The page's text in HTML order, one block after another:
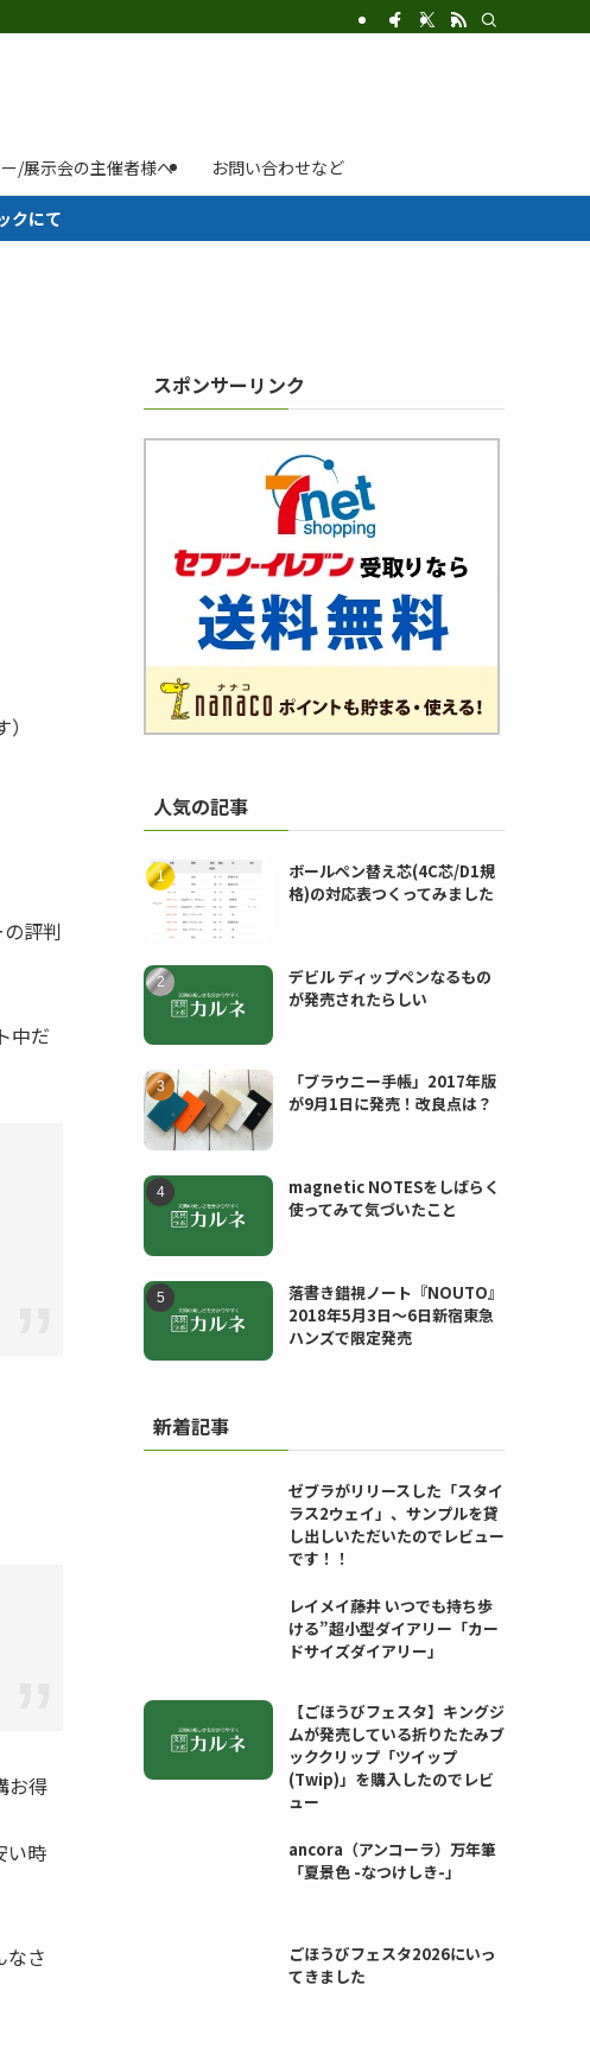
/展示会の主催者様へ お問い合わせなど
クにて
評判
中だ
お得
い時
なさ
スポンサーリンク
人気の記事
ボールペン替え芯(4C芯/D1規
格)の対応表つくってみました
デビル ディップペンなるもの
が発売されたらしい
「ブラウニー手帳」2017年版
が9月1日に発売！改良点は？
magnetic NOTESをしばらく
使ってみて気づいたこと
落書き錯視ノート『NOUTO』
2018年5月3日〜6日新宿東急
ハンズで限定発売
新着記事
ゼブラがリリースした「スタイ
ラス2ウェイ」、サンプルを貸
し出しいただいたのでレビュー
です！！
レイメイ藤井 いつでも持ち歩
ける”超小型ダイアリー「カー
ドサイズダイアリー」
【ごほうびフェスタ】キングジ
ムが発売している折りたたみブ
ッククリップ「ツイップ
(Twip)」を購入したのでレビ
ュー
ancora（アンコーラ）万年筆
「夏景色 -なつけしき-」
ごほうびフェスタ2026にいっ
てきました